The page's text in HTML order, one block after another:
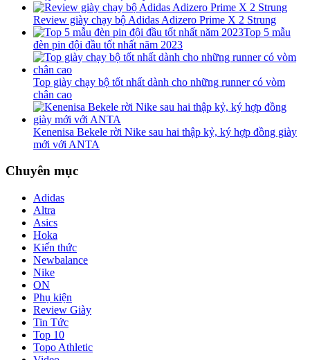
Review giày chạy bộ Adidas Adizero Prime X 2 Strung
Top 5 mẫu
đèn pin đội đầu tốt nhất năm 2023
Top giày chạy bộ tốt nhất dành cho những runner có vòm
chân cao
Kenenisa Bekele rời Nike sau hai thập kỷ, ký hợp đồng giày
mới với ANTA
Chuyên mục
Adidas
Altra
Asics
Hoka
Kiến thức
Newbalance
Nike
ON
Phụ kiện
Review Giày
Tin Tức
Top 10
Topo Athletic